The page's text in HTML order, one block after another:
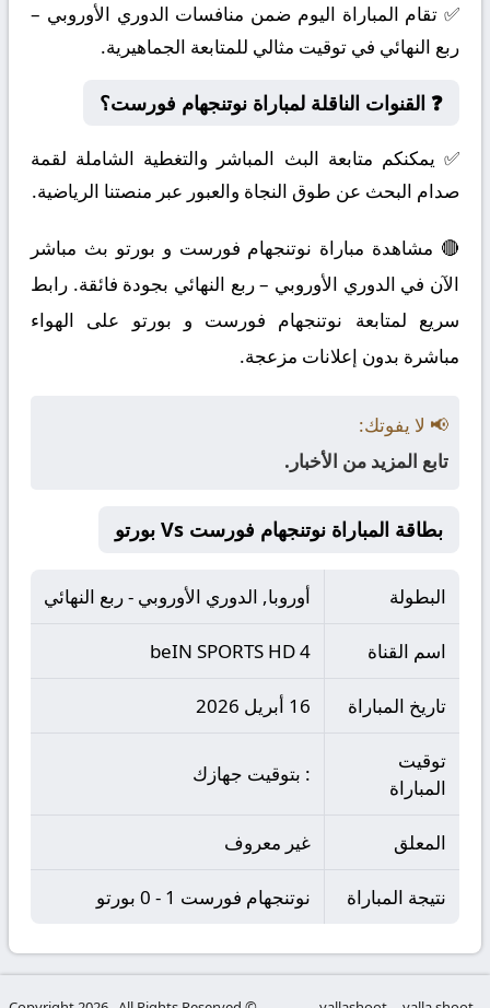
✅ تقام المباراة اليوم ضمن منافسات الدوري الأوروبي –
ربع النهائي في توقيت مثالي للمتابعة الجماهيرية.
❓ القنوات الناقلة لمباراة نوتنجهام فورست؟
✅ يمكنكم متابعة البث المباشر والتغطية الشاملة لقمة
صدام البحث عن طوق النجاة والعبور عبر منصتنا الرياضية.
🔴 مشاهدة مباراة نوتنجهام فورست و بورتو بث مباشر
الآن في الدوري الأوروبي – ربع النهائي بجودة فائقة. رابط
سريع لمتابعة نوتنجهام فورست و بورتو على الهواء
مباشرة بدون إعلانات مزعجة.
📢 لا يفوتك:
تابع المزيد من الأخبار.
بطاقة المباراة نوتنجهام فورست Vs بورتو
البطولة أوروبا, الدوري الأوروبي - ربع النهائي
اسم القناة beIN SPORTS HD 4
تاريخ المباراة 16 أبريل 2026
توقيت
المباراة
: بتوقيت جهازك
المعلق غير معروف
نتيجة المباراة نوتنجهام فورست 1 - 0 بورتو